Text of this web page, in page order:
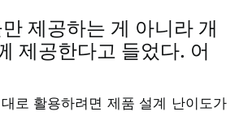
제공하는 게 아니라 개
제공한다고 들었다. 어
로 활용하려면 제품 설계 난이도가